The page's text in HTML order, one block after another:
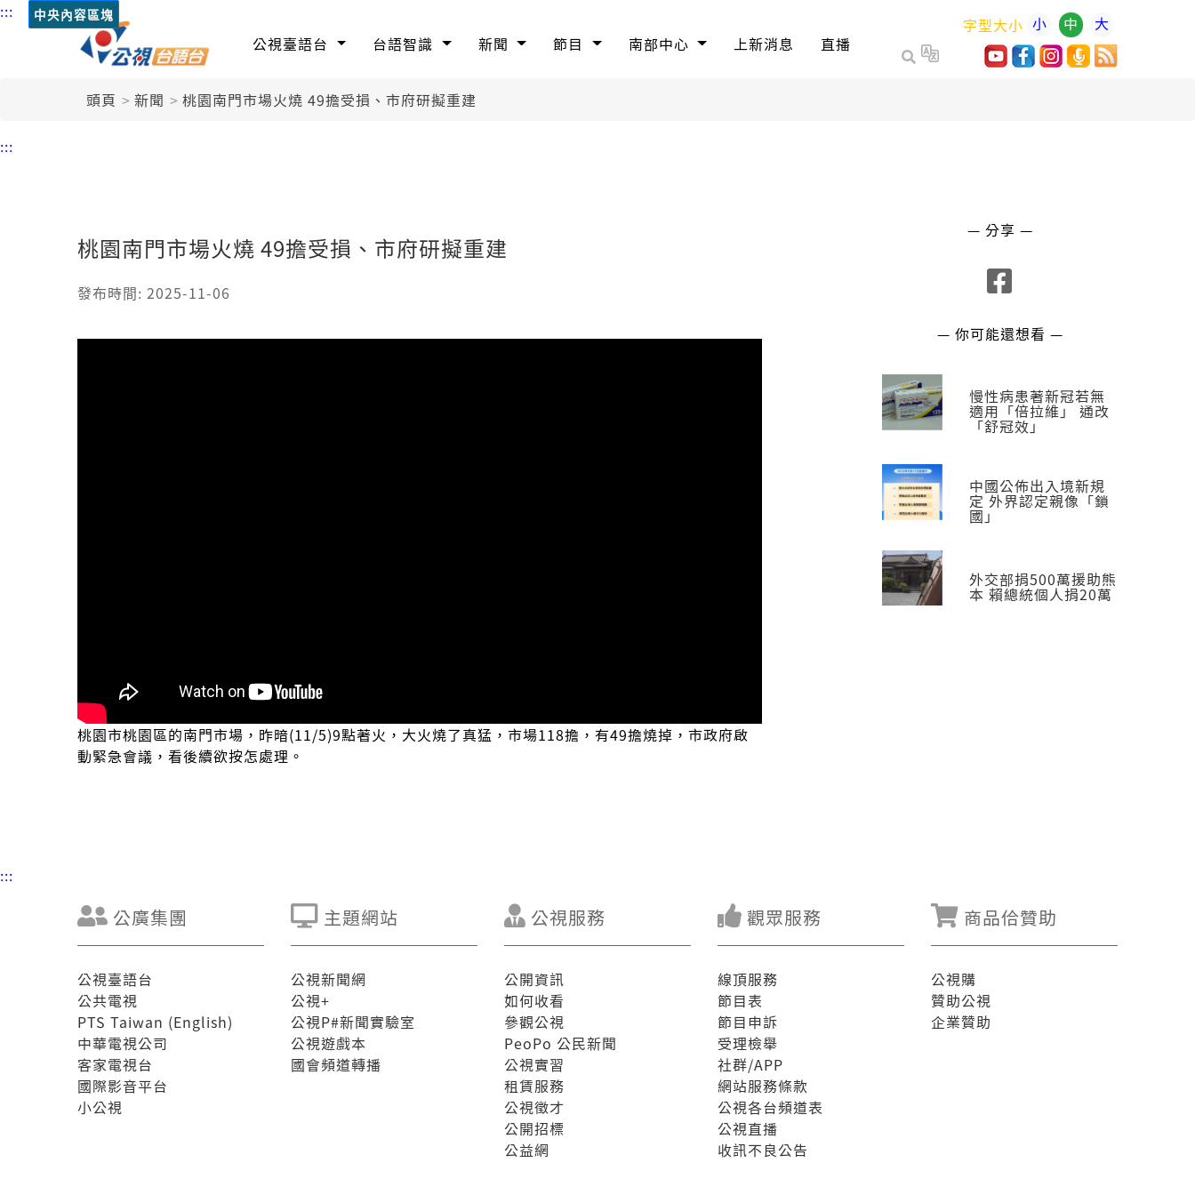
::: 中央內容區塊
公視臺語台 台語智識 新聞 節目 南部中心 上新消息 直播
字型大小 小 中 大
頭頁 新聞 桃園南門市場火燒 49擔受損、市府研擬重建
:::
桃園南門市場火燒 49擔受損、市府研擬重建
發布時間: 2025-11-06
桃園市桃園區的南門市場，昨暗(11/5)9點著火，大火燒了真猛，市場118擔，有49擔燒掉，市政府啟
動緊急會議，看後續欲按怎處理。
— 分享 —
— 你可能還想看 —
慢性病患著新冠若無
適用「倍拉維」 通改
「舒冠效」
中國公佈出入境新規
定 外界認定親像「鎖
國」
外交部捐500萬援助熊
本 賴總統個人捐20萬
:::
公廣集團
公視臺語台
公共電視
PTS Taiwan (English)
中華電視公司
客家電視台
國際影音平台
小公視
主題網站
公視新聞網
公視+
公視P#新聞實驗室
公視遊戲本
國會頻道轉播
公視服務
公開資訊
如何收看
參觀公視
PeoPo 公民新聞
公視實習
租賃服務
公視徵才
公開招標
公益網
觀眾服務
線頂服務
節目表
節目申訴
受理檢舉
社群/APP
網站服務條款
公視各台頻道表
公視直播
收訊不良公告
商品佮贊助
公視購
贊助公視
企業贊助